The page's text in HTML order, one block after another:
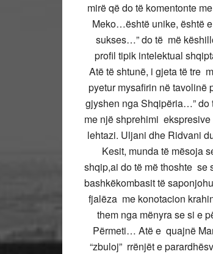
mirë që do të komentonte
Meko…është unike, është
sukses…” do të më
profil tipik intelektual
Atë të shtunë, i gjeta të tre
pyetur mysafirin në
gjyshen nga Shqipëria…” do
me një shprehimi ekspresive
lehtazi. Uljani dhe Ridvani
Kesit, munda të mësoja
shqip,ai do të më thoshte se
bashkëkombasit të
fjalëza me konotacion
them nga mënyra se si e
Përmeti… Atë e quajnë
“zbuloj” rrënjët e